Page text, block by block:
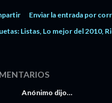
Enviar la entrada por
Listas Lo mejor del 2010
Anónimo dijo…